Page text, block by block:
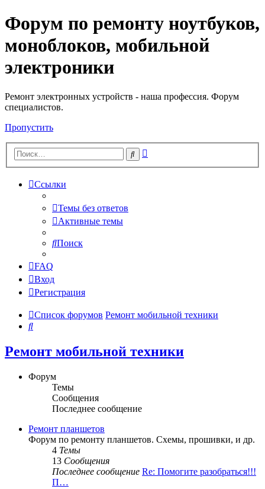
Регистрация
Форум по ремонту ноутбуков,
моноблоков, мобильной
электроники
Ремонт электронных устройств - наша профессия. Форум
специалистов.
Пропустить
Поиск
Ссылки
Темы без ответов
Активные темы
Поиск
FAQ
Вход
Регистрация
Список форумов Ремонт мобильной техники
Поиск
Ремонт мобильной техники
Форум
Темы
Сообщения
Последнее сообщение
Ремонт планшетов
Форум по ремонту планшетов. Схемы, прошивки, и др.
4 Темы
13 Сообщения
Последнее сообщение Re: Помогите разобраться!!!
П…